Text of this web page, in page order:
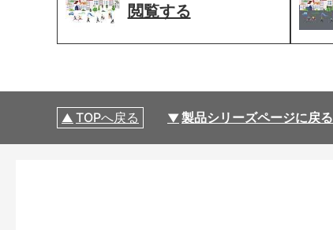
閲覧する
TOPへ戻る 製品シリーズページに戻る